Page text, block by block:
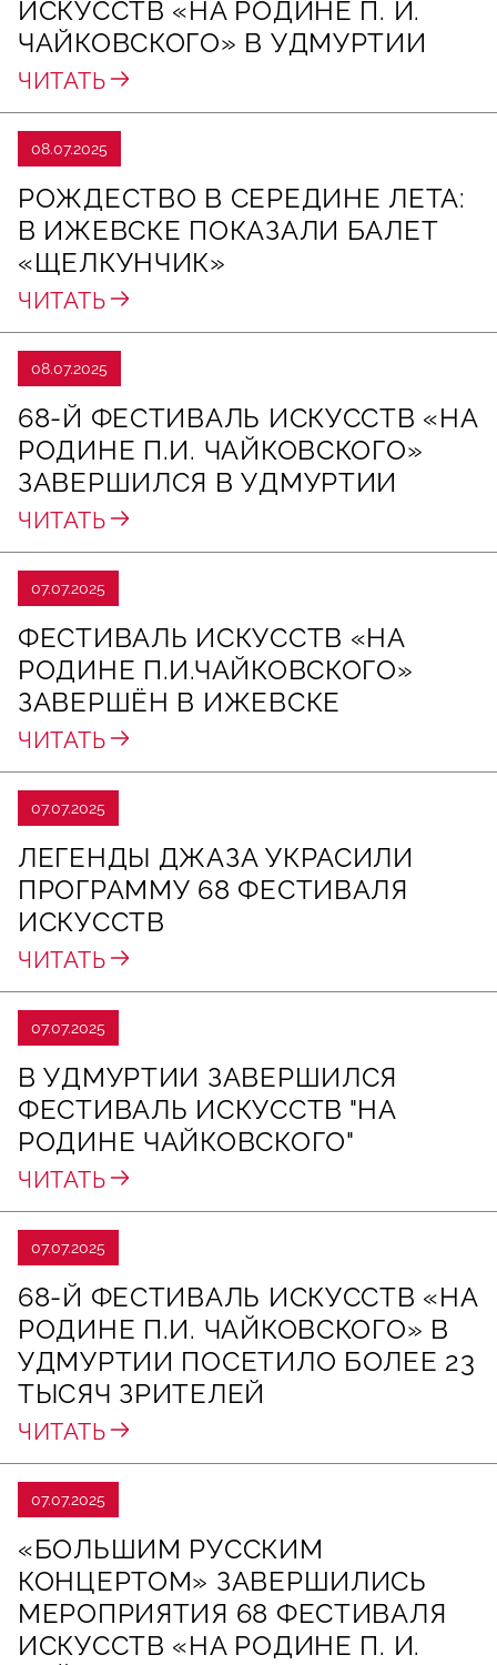
ИСКУССТВ «НА РОДИНЕ П. И.
ЧАЙКОВСКОГО» В УДМУРТИИ
ЧИТАТЬ
08.07.2025
РОЖДЕСТВО В СЕРЕДИНЕ ЛЕТА:
В ИЖЕВСКЕ ПОКАЗАЛИ БАЛЕТ
«ЩЕЛКУНЧИК»
ЧИТАТЬ
08.07.2025
68-Й ФЕСТИВАЛЬ ИСКУССТВ «НА
РОДИНЕ П.И. ЧАЙКОВСКОГО»
ЗАВЕРШИЛСЯ В УДМУРТИИ
ЧИТАТЬ
07.07.2025
ФЕСТИВАЛЬ ИСКУССТВ «НА
РОДИНЕ П.И.ЧАЙКОВСКОГО»
ЗАВЕРШЁН В ИЖЕВСКЕ
ЧИТАТЬ
07.07.2025
ЛЕГЕНДЫ ДЖАЗА УКРАСИЛИ
ПРОГРАММУ 68 ФЕСТИВАЛЯ
ИСКУССТВ
ЧИТАТЬ
07.07.2025
В УДМУРТИИ ЗАВЕРШИЛСЯ
ФЕСТИВАЛЬ ИСКУССТВ "НА
РОДИНЕ ЧАЙКОВСКОГО"
ЧИТАТЬ
07.07.2025
68-Й ФЕСТИВАЛЬ ИСКУССТВ «НА
РОДИНЕ П.И. ЧАЙКОВСКОГО» В
УДМУРТИИ ПОСЕТИЛО БОЛЕЕ 23
ТЫСЯЧ ЗРИТЕЛЕЙ
ЧИТАТЬ
07.07.2025
«БОЛЬШИМ РУССКИМ
КОНЦЕРТОМ» ЗАВЕРШИЛИСЬ
МЕРОПРИЯТИЯ 68 ФЕСТИВАЛЯ
ИСКУССТВ «НА РОДИНЕ П. И.